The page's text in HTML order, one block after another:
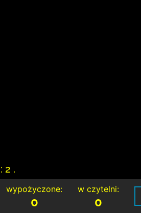
2 .
wypożyczone:
0
w czytelni:
0